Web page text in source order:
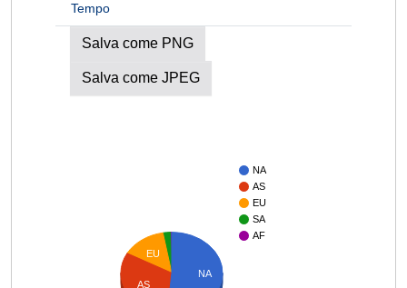
Tempo
Salva come PNG
Salva come JPEG
NA
AS
EU
SA
AF
EU
AS
NA